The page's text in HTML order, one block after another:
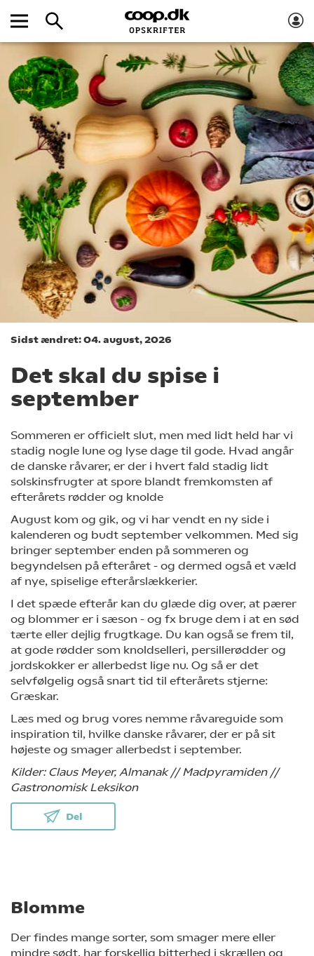
Sidst ændret: 04. august, 2026
Det skal du spise i
september
Sommeren er officielt slut, men med lidt held har vi
stadig nogle lune og lyse dage til gode. Hvad angår
de danske råvarer, er der i hvert fald stadig lidt
solskinsfrugter at spore blandt fremkomsten af
efterårets rødder og knolde
August kom og gik, og vi har vendt en ny side i
kalenderen og budt september velkommen. Med sig
bringer september enden på sommeren og
begyndelsen på efteråret - og dermed også et væld
af nye, spiselige efterårslækkerier.
I det spæde efterår kan du glæde dig over, at pærer
og blommer er i sæson - og fx bruge dem i at en sød
tærte eller dejlig frugtkage. Du kan også se frem til,
at gode rødder som knoldselleri, persillerødder og
jordskokker er allerbedst lige nu. Og så er det
selvfølgelig også snart tid til efterårets stjerne:
Græskar.
Læs med og brug vores nemme råvareguide som
inspiration til, hvilke danske råvarer, der er på sit
højeste og smager allerbedst i september.
Kilder: Claus Meyer, Almanak // Madpyramiden //
Gastronomisk Leksikon
Del
Blomme
Der findes mange sorter, som smager mere eller
mindre sødt, har forskellig bitterhed i skrællen og